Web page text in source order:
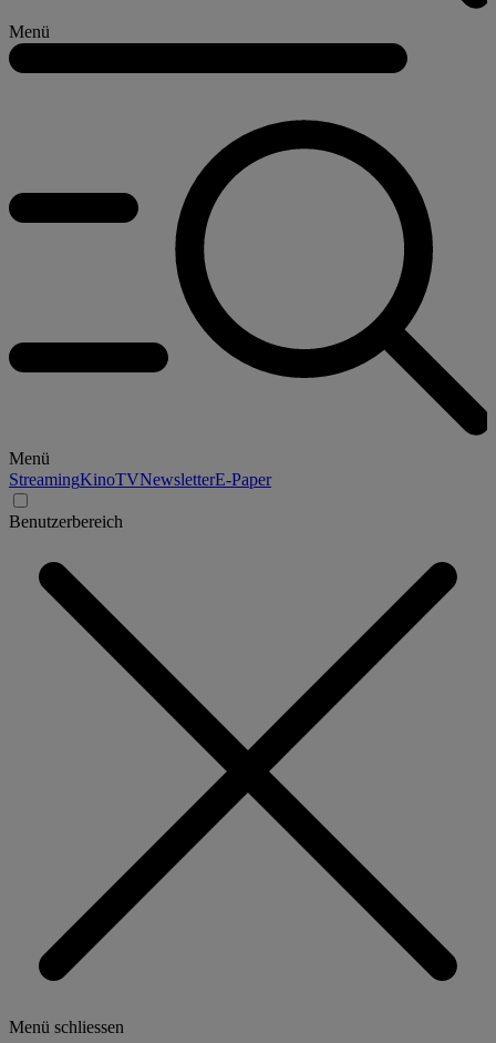
Menü
Menü
StreamingKinoTVNewsletterE-Paper
Benutzerbereich
Menü schliessen